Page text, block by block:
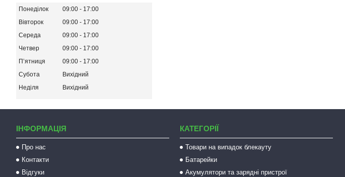
Понеділок 09:00
17:00
Вівторок
09:00
17:00
Середа
09:00
17:00
Четвер
09:00
17:00
Пʼятниця
09:00
17:00
Субота
Вихідний
Неділя
Вихідний
ІНФОРМАЦІЯ
Про нас
Контакти
Відгуки
КАТЕГОРІЇ
Товари на випадок блекауту
Батарейки
Акумулятори та зарядні пристрої